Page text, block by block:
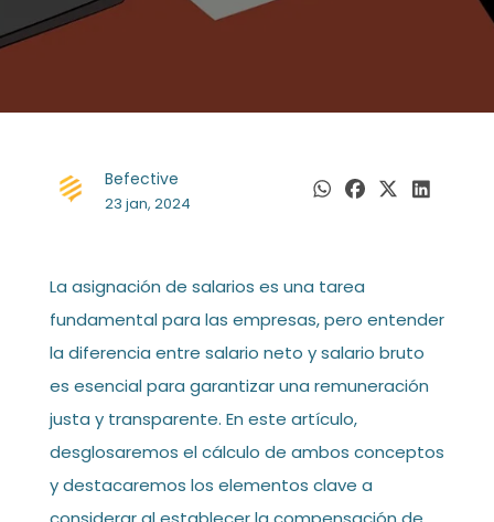
Befective
23 jan, 2024
La asignación de salarios es una tarea
fundamental para las empresas, pero entender
la diferencia entre salario neto y salario bruto
es esencial para garantizar una remuneración
justa y transparente. En este artículo,
desglosaremos el cálculo de ambos conceptos
y destacaremos los elementos clave a